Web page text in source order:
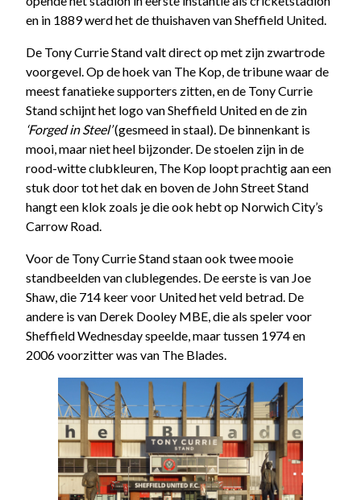
en in 1889 werd het de thuishaven van Sheffield United.
De Tony Currie Stand valt direct op met zijn zwartrode
voorgevel. Op de hoek van The Kop, de tribune waar de
meest fanatieke supporters zitten, en de Tony Currie
Stand schijnt het logo van Sheffield United en de zin
‘Forged in Steel’(gesmeed in staal) De binnenkant is
mooi, maar niet heel bijzonder. De stoelen zijn in de
rood-witte clubkleuren, The Kop loopt prachtig aan een
stuk door tot het dak en boven de John Street Stand
hangt een klok zoals je die ook hebt op Norwich City’s
Carrow Road.
Voor de Tony Currie Stand staan ook twee mooie
standbeelden van clublegendes. De eerste is van Joe
Shaw, die 714 keer voor United het veld betrad. De
andere is van Derek Dooley MBE, die als speler voor
Sheffield Wednesday speelde, maar tussen 1974 en
2006 voorzitter was van The Blades.